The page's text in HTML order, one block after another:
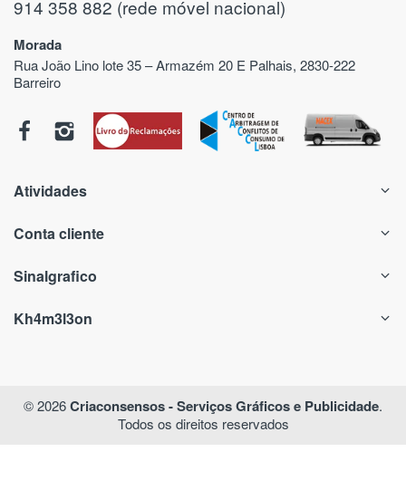
914 358 882 (rede móvel nacional)
Morada
Rua João Lino lote 35 – Armazém 20 E Palhais, 2830-222
Barreiro
Atividades
Conta cliente
Sinalgrafico
Kh4m3l3on
© 2026Criaconsensos - Serviços Gráficos e Publicidade.
Todos os direitos reservados